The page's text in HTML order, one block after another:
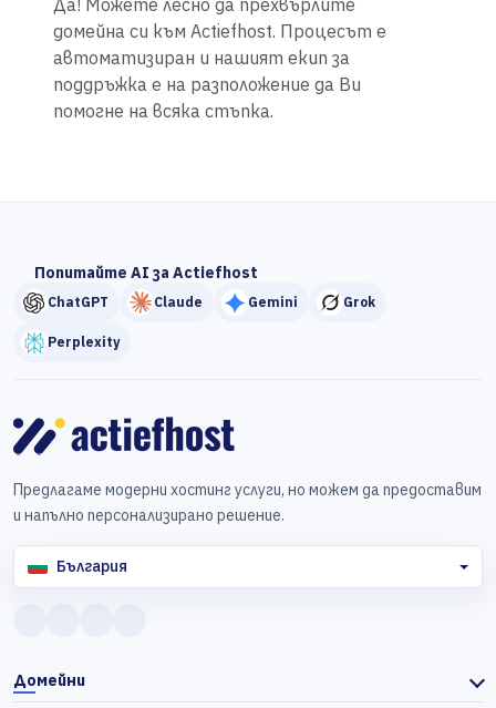
Да! Можете лесно да прехвърлите
домейна си към Actiefhost. Процесът е
автоматизиран и нашият екип за
поддръжка е на разположение да Ви
помогне на всяка стъпка.
Попитайте AI за Actiefhost
ChatGPT Claude Gemini Grok
Perplexity
Предлагаме модерни хостинг услуги, но можем да предоставим
и напълно персонализирано решение.
България
Домейни